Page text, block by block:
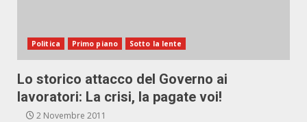
Politica Primo piano Sotto la lente
Lo storico attacco del Governo ai
lavoratori: La crisi, la pagate voi!
2 Novembre 2011